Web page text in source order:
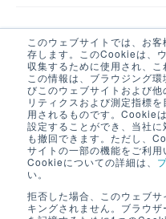
このウェブサイトでは、お
存します。このCookieは、
収集するために使用され、こ
この情報は、ブラウジング
びこのウェブサイトおよび
リティクスおよび測定指標
用されるものです。Cookie
設定することができ、当社
も撤回できます。ただし、
サイトの一部の機能をご利
Cookieについての詳細は、
い。
拒否した場合、このウェブ
キングされません。ブラウ
サイトマップ
プライバシーポリシー
ウェブアクセシビリティ
当サイト・当社システム
LOGIX NET会員について
LOGIX NET会員規約